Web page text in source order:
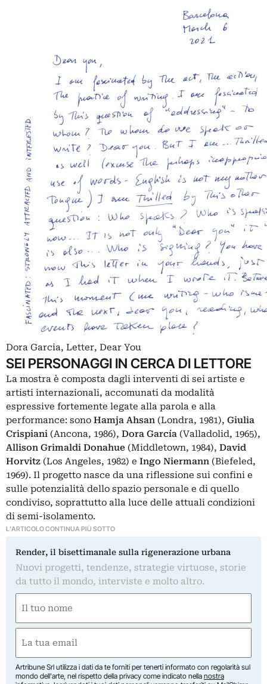
Dora Garcia, Letter, Dear You
SEI PERSONAGGI IN CERCA DI LETTORE
La mostra è composta dagli interventi di sei artiste e
artisti internazionali, accomunati da modalità
espressive fortemente legate alla parola e alla
performance: sono Hamja Ahsan (Londra, 1981), Giulia
Crispiani (Ancona, 1986), Dora García (Valladolid, 1965),
Allison Grimaldi Donahue (Middletown, 1984), David
Horvitz (Los Angeles, 1982) e Ingo Niermann (Biefeled,
1969). Il progetto nasce da una riflessione sui confini e
sulle potenzialità dello spazio personale e di quello
condiviso, soprattutto alla luce delle attuali condizioni
di semi-isolamento.
L'ARTICOLO CONTINUA PIÙ SOTTO
Render, il bisettimanale sulla rigenerazione urbana
Nuovi progetti, tendenze, strategie virtuose, storie
da tutto il mondo, interviste e molto altro.
(Obbligatorio)
Nome
(Obbligatorio)
Artribune Srl utilizza i dati da te forniti per tenerti informato con regolarità sul
mondo dell'arte, nel rispetto della privacy come indicato nella nostra